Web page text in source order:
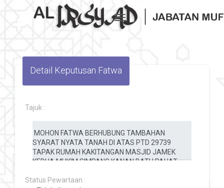
Toggle navigation
Detail Keputusan Fatwa
Tajuk :
Status Pewartaan :